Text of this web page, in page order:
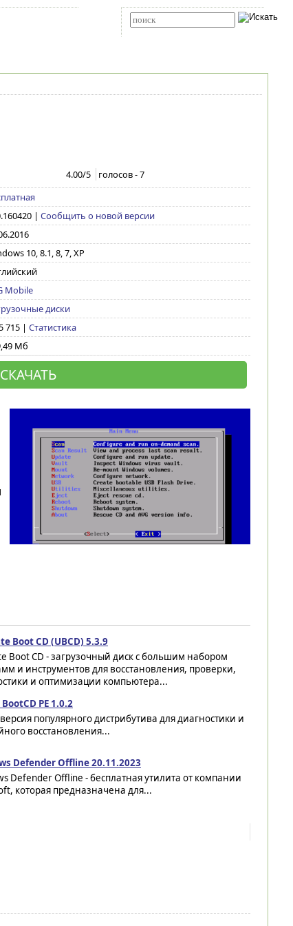
4.00/5 голосов -7
| Сообщить о новой версии
10, 8.1, 8, 7, XP
Mobile
диски
715 | Статистика
Мб
СКАЧАТЬ
Boot CD (UBCD) 5.3.9
Boot CD - загрузочный диск с большим набором
и инструментов для восстановления, проверки,
и оптимизации компьютера...
PE 1.0.2
популярного дистрибутива для диагностики и
восстановления...
Defender Offline 20.11.2023
Defender Offline - бесплатная утилита от компании
которая предназначена для...